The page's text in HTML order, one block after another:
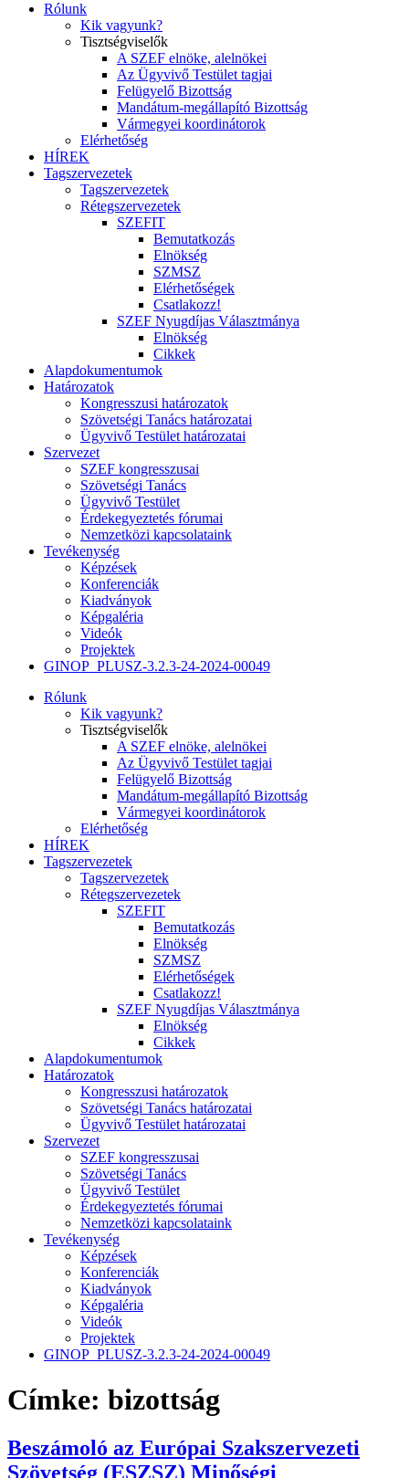
Rólunk
Kik vagyunk?
Tisztségviselők
A SZEF elnöke, alelnökei
Az Ügyvivő Testület tagjai
Felügyelő Bizottság
Mandátum-megállapító Bizottság
Vármegyei koordinátorok
Elérhetőség
HÍREK
Tagszervezetek
Tagszervezetek
Rétegszervezetek
SZEFIT
Bemutatkozás
Elnökség
SZMSZ
Elérhetőségek
Csatlakozz!
SZEF Nyugdíjas Választmánya
Elnökség
Cikkek
Alapdokumentumok
Határozatok
Kongresszusi határozatok
Szövetségi Tanács határozatai
Ügyvivő Testület határozatai
Szervezet
SZEF kongresszusai
Szövetségi Tanács
Ügyvivő Testület
Érdekegyeztetés fórumai
Nemzetközi kapcsolataink
Tevékenység
Képzések
Konferenciák
Kiadványok
Képgaléria
Videók
Projektek
GINOP_PLUSZ-3.2.3-24-2024-00049
Rólunk
Kik vagyunk?
Tisztségviselők
A SZEF elnöke, alelnökei
Az Ügyvivő Testület tagjai
Felügyelő Bizottság
Mandátum-megállapító Bizottság
Vármegyei koordinátorok
Elérhetőség
HÍREK
Tagszervezetek
Tagszervezetek
Rétegszervezetek
SZEFIT
Bemutatkozás
Elnökség
SZMSZ
Elérhetőségek
Csatlakozz!
SZEF Nyugdíjas Választmánya
Elnökség
Cikkek
Alapdokumentumok
Határozatok
Kongresszusi határozatok
Szövetségi Tanács határozatai
Ügyvivő Testület határozatai
Szervezet
SZEF kongresszusai
Szövetségi Tanács
Ügyvivő Testület
Érdekegyeztetés fórumai
Nemzetközi kapcsolataink
Tevékenység
Képzések
Konferenciák
Kiadványok
Képgaléria
Videók
Projektek
GINOP_PLUSZ-3.2.3-24-2024-00049
Címke: bizottság
Beszámoló az Európai Szakszervezeti
Szövetség (ESZSZ) Minőségi